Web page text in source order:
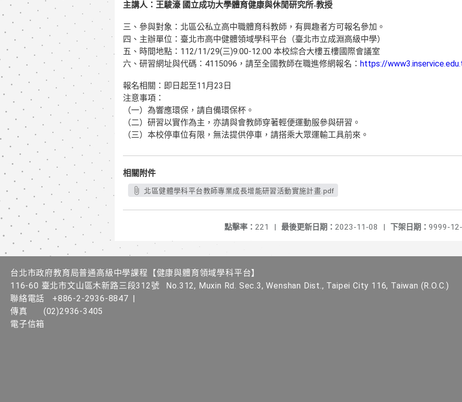
主講人：王駿濠 國立成功大學體育健康與休閒研究所-教授
三、參與對象：北區公私立高中職體育科教師，有興趣者方可報名參加。
四、主辦單位：臺北市高中健體領域學科平台（臺北市立成淵高級中學）
五、 時間地點：112/11/29(三)9:00-12:00 本校綜合大樓五樓國際會議室
六、研習網址與代碼：4115096，請至全國教師在職進修網報名： https://
報名相關：即日起至11月23日
注意事項：
（一）為響應環保，請自備環保杯。
（二）研習以實作為主，亦請與會教師穿著輕便運動服參與研習。
（三）本校停車位有限，無法提供停車，請搭乘大眾運輸工具前來。
相關附件
北區健體學科平台教師專業成長增能研習活動實施計畫.pdf
下架日期： 9999-
最後更新日期： 2023-11-08 |
點擊率： 221 |
台北市政府教育局普通高級中學課程​【健康與體育領域學科平台】
116-60 臺北市文山區木新路三段312號
No.312, Muxin Rd. Sec.3, Wenshan Dist., Taipei City 116, Taiwan (R.O.C.)
聯絡電話
+886-2-2936-8847 |
傳真
(02)2936-3405
電子信箱